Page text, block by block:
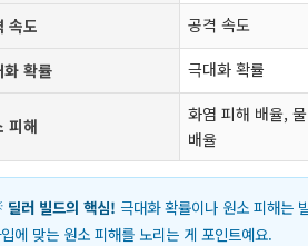
속도 공격 속도
화 확률 극대화 확률
피해
화염 피해 배율,
배율
딜러 빌드의 핵심! 극대화 확률이나 원소 피해는
에 맞는 원소 피해를 노리는 게 포인트예요.